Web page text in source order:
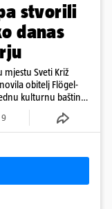
stvorili
danas
mjestu Sveti Križ
obitelj Flögel-
kulturnu baštinu
9